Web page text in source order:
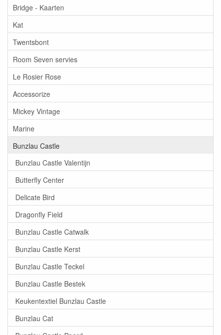
Bridge - Kaarten
Kat
Twentsbont
Room Seven servies
Le Rosier Rose
Accessorize
Mickey Vintage
Marine
Bunzlau Castle
Bunzlau Castle Valentijn
Butterfly Center
Delicate Bird
Dragonfly Field
Bunzlau Castle Catwalk
Bunzlau Castle Kerst
Bunzlau Castle Teckel
Bunzlau Castle Bestek
Keukentextiel Bunzlau Castle
Bunzlau Cat